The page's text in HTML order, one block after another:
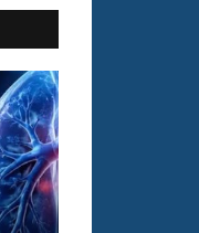
योग
करने
वालों
में
तंबाकू
छोड़ने
की